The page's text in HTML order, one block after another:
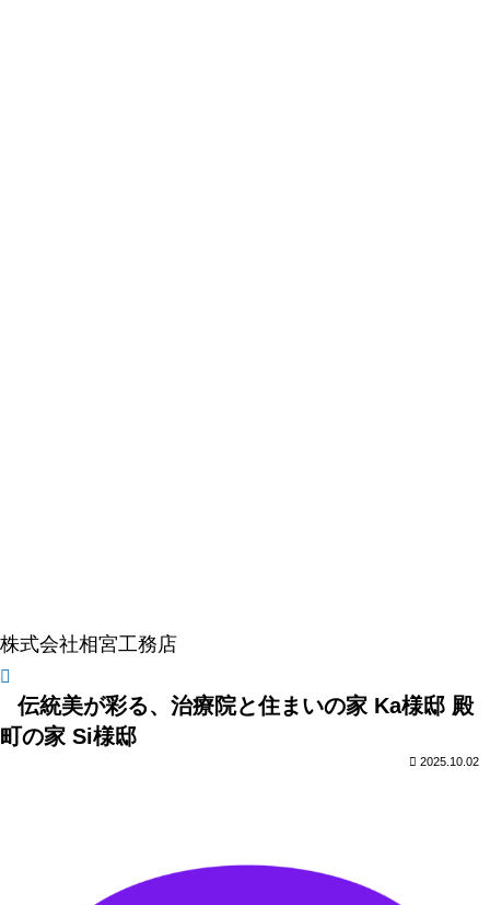
株式会社相宮工務店
伝統美が彩る、治療院と住まいの家 Ka様邸 殿
町の家 Si様邸
2025.10.02